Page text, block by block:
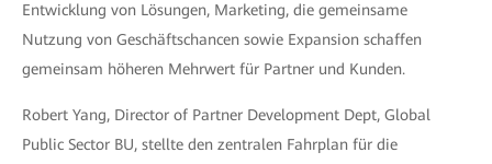
Entwicklung von Lösungen, Marketing, die gemeinsame
Nutzung von Geschäftschancen sowie Expansion schaffen
gemeinsam höheren Mehrwert für Partner und Kunden.
Robert Yang, Director of Partner Development Dept, Global
Public Sector BU, stellte den zentralen Fahrplan für die